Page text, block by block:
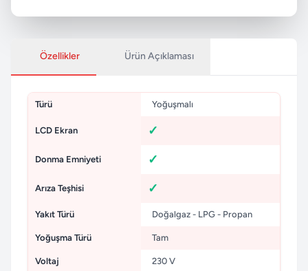
Özellikler Ürün Açıklaması
Türü Yoğuşmalı
LCD Ekran
Donma Emniyeti
Arıza Teşhisi
Yakıt Türü Doğalgaz - LPG - Propan
Yoğuşma Türü Tam
Voltaj 230 V